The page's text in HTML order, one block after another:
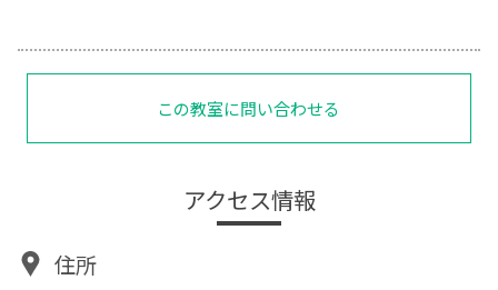
この教室に問い合わせる
アクセス情報
住所